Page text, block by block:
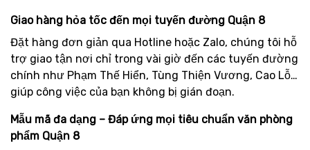
Giao hàng hỏa tốc đến mọi tuyến đường Quận 8
Đặt hàng đơn giản qua Hotline hoặc Zalo, chúng tôi hỗ
trợ giao tận nơi chỉ trong vài giờ đến các tuyến đường
chính như Phạm Thế Hiển, Tùng Thiện Vương, Cao Lỗ…
giúp công việc của bạn không bị gián đoạn.
Mẫu mã đa dạng – Đáp ứng mọi tiêu chuẩn văn phòng
phẩm Quận 8